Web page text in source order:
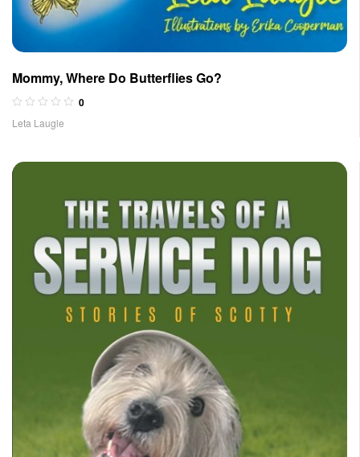
Mommy, Where Do Butterflies Go?
0
Leta Laugle